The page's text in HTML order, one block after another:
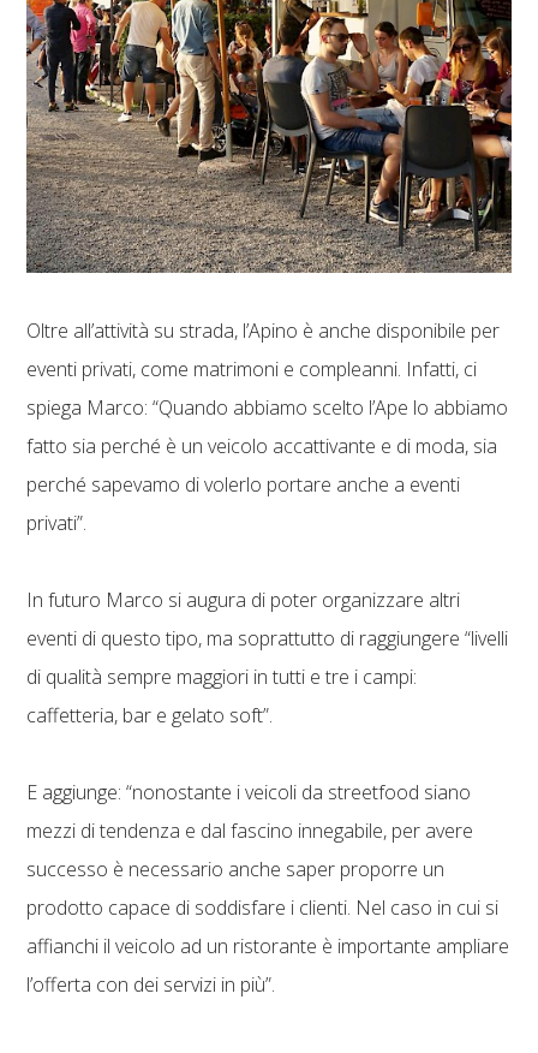
Oltre all’attività su strada, l’Apino è anche disponibile per
eventi privati, come matrimoni e compleanni. Infatti, ci
spiega Marco: “Quando abbiamo scelto l’Ape lo abbiamo
fatto sia perché è un veicolo accattivante e di moda, sia
perché sapevamo di volerlo portare anche a eventi
privati”.
In futuro Marco si augura di poter organizzare altri
eventi di questo tipo, ma soprattutto di raggiungere “livelli
di qualità sempre maggiori in tutti e tre i campi:
caffetteria, bar e gelato soft”.
E aggiunge: “nonostante i veicoli da streetfood siano
mezzi di tendenza e dal fascino innegabile, per avere
successo è necessario anche saper proporre un
prodotto capace di soddisfare i clienti. Nel caso in cui si
affianchi il veicolo ad un ristorante è importante ampliare
l’offerta con dei servizi in più”.